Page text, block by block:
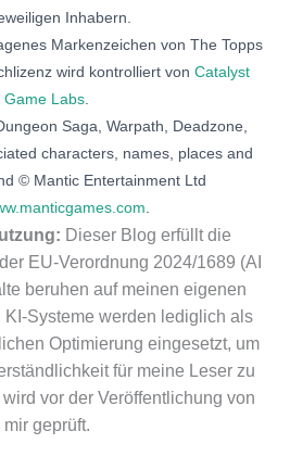
Inhabern.
Markenzeichen von The Topps
wird kontrolliert von Catalyst
Game Labs
Saga, Warpath, Deadzone,
characters, names, places and
© Mantic Entertainment Ltd
Dieser Blog erfüllt die
EU-Verordnung 2024/1689 (AI
beruhen auf meinen eigenen
KI-Systeme werden lediglich als
Optimierung eingesetzt, um
für meine Leser zu
vor der Veröffentlichung von
mir geprüft.